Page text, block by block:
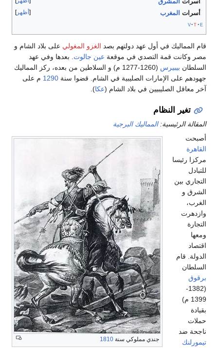
أظهر أسرات المغرب
v t e
قام المماليك في أول عهد دولتهم بصد الغزو المغولي على بلاد الشام و
مصر وكانت قمة التصدي في موقعة عين جالوت . بعدها وفي عهد
السلطان بيبيرس
(1260-1277 م) و السلاطين من بعده، ركز المماليك
جهودهم على الإمارات الصليبية في الشام. قضوا سنة 1290 م على
آخر معاقل الصليبيين في بلاد الشام (عكا).
تغير النظام
المقالة الرئيسية:المماليك البرجية
جندي مملوكي سنة 1810
أصبحت
القاهرة
مركزا رئيسا
للتبادل
التجاري بين
الشرق و
الغرب،
وازدهرت
التجارة
ومعها
اقتصاد
الدولة. قام
السلطان
برقوق
(1382-
1399 م)
بقيادة
حملات
ناجحة ضد
تيمورلنك